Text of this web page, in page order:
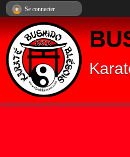
Se connecter
Panneau de gestion des cookies